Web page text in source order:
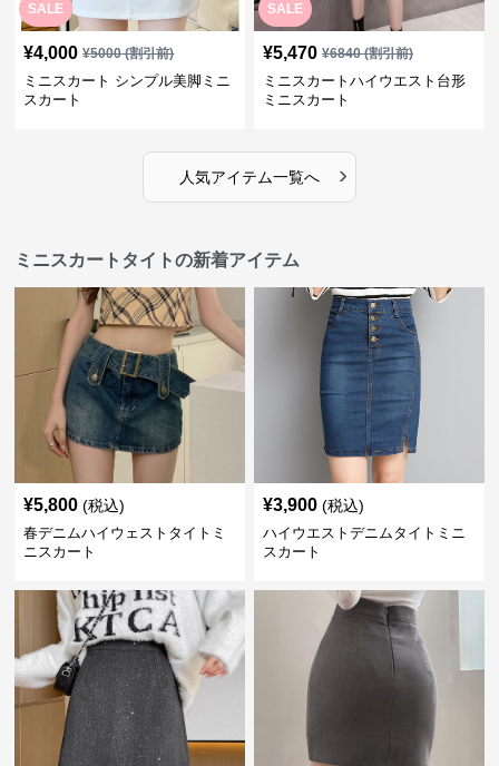
SALE
¥4,000 ¥5000(割引前)
ミニスカート シンプル美脚ミニ
スカート
SALE
¥5,470 ¥6840(割引前)
ミニスカートハイウエスト台形
ミニスカート
人気アイテム一覧へ ›
ミニスカートタイトの新着アイテム
¥5,800 (税込)
春デニムハイウェストタイトミ
ニスカート
¥3,900 (税込)
ハイウエストデニムタイトミニ
スカート